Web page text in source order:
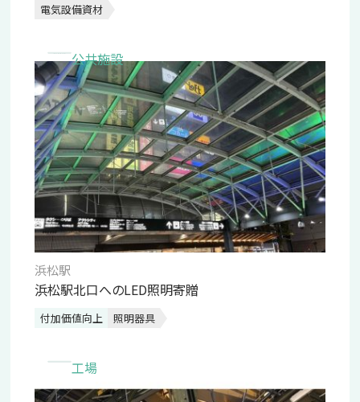
電気設備資材
公共施設
浜松駅
浜松駅北口へのLED照明寄贈
付加価値向上 照明器具
工場